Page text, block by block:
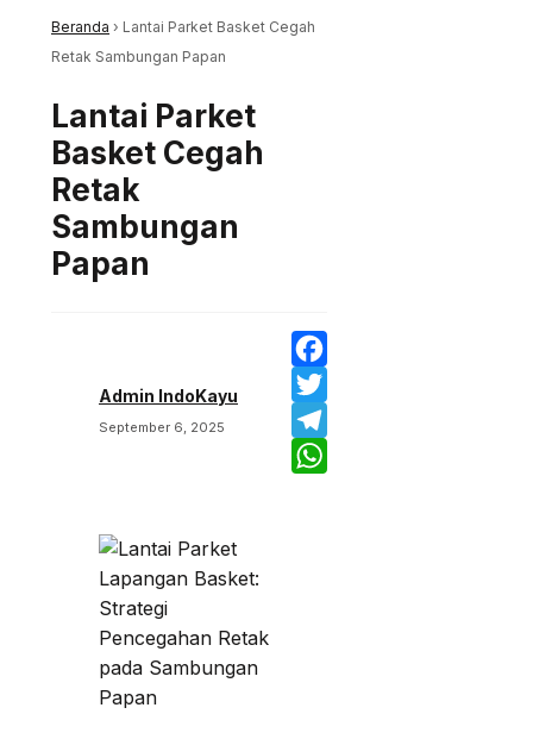
Beranda › Lantai Parket Basket Cegah
Retak Sambungan Papan
Lantai Parket
Basket Cegah
Retak
Sambungan
Papan
Admin IndoKayu
September 6, 2025
Facebook
Twitter
Telegram